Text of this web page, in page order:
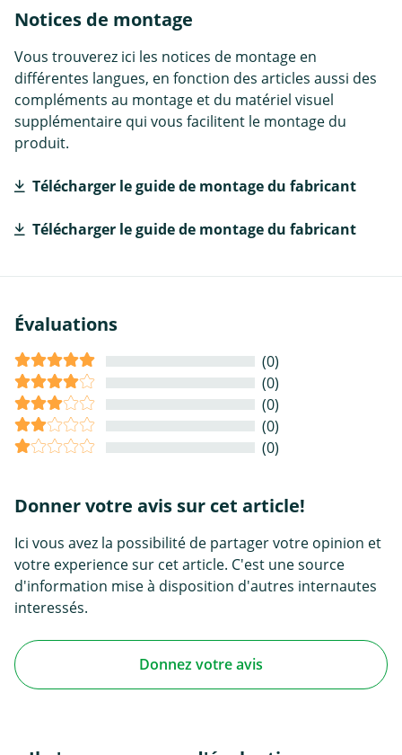
Notices de montage
Vous trouverez ici les notices de montage en
différentes langues, en fonction des articles aussi des
compléments au montage et du matériel visuel
supplémentaire qui vous facilitent le montage du
produit.
Télécharger le guide de montage du fabricant
Télécharger le guide de montage du fabricant
Évaluations
(0)
(0)
(0)
(0)
(0)
Donner votre avis sur cet article!
Ici vous avez la possibilité de partager votre opinion et
votre experience sur cet article. C'est une source
d'information mise à disposition d'autres internautes
interessés.
Donnez votre avis